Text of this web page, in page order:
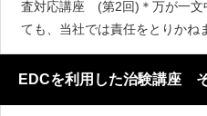
査対応講座 (第2回)＊万が一文
ても、当社では責任をとりか
く行われることがあります。
はじめに前
EDCを利用した治験講座